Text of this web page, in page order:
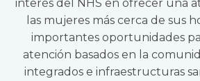
interés del NHS en ofrecer una
las mujeres más cerca de sus
importantes oportunidades
atención basados en la
integrados e infraestructuras